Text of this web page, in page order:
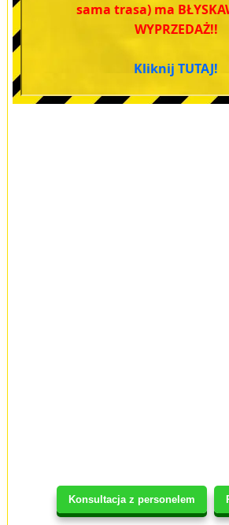
Konsultacja z personelem
sama trasa) ma
WYPRZEDAŻ!!
Kliknij TUTAJ!